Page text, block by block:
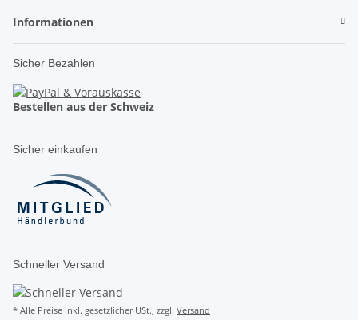
Informationen
Sicher Bezahlen
Bestellen aus der Schweiz
Sicher einkaufen
Schneller Versand
* Alle Preise inkl. gesetzlicher USt., zzgl. Versand